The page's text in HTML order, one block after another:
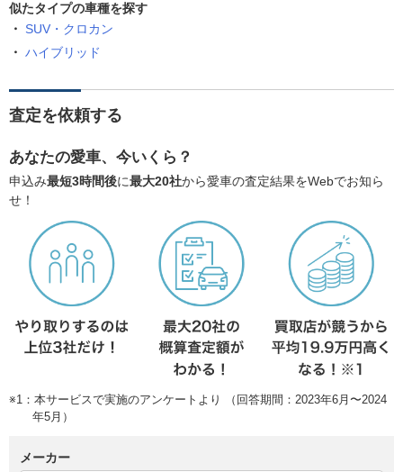
似たタイプの車種を探す
SUV・クロカン
ハイブリッド
査定を依頼する
あなたの愛車、今いくら？
申込み最短3時間後に最大20社から愛車の査定結果をWebでお知ら
せ！
※1：本サービスで実施のアンケートより （回答期間：2023年6月〜2024
年5月）
メーカー